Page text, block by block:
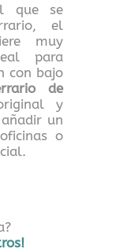
que se
el
muy
para
con bajo
de
y
un
o